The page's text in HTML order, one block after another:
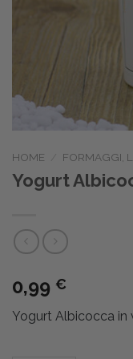
HOME FORMAGGI,
Yogurt
0,99 €
Yogurt Albicocca in